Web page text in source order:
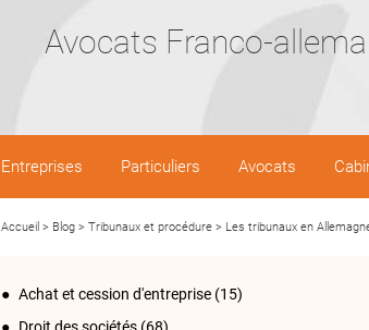
Avocats Franco-
Entreprises Particuliers Avocats
Accueil > Blog > Tribunaux et procédure > Les tribunaux en
Achat et cession d'entreprise (15)